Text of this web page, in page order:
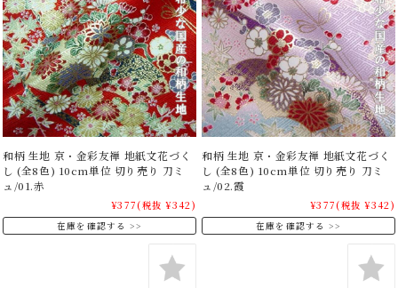
和柄 生地 京・金彩友禅 地紙文花づく
し (全8色) 10cm単位 切り売り 刀ミ
ュ/01.赤
¥377(税抜 ¥342)
在庫を確認する
和柄 生地 京・金彩友禅 地紙文花づく
し (全8色) 10cm単位 切り売り 刀ミ
ュ/02.霞
¥377(税抜 ¥342)
在庫を確認する